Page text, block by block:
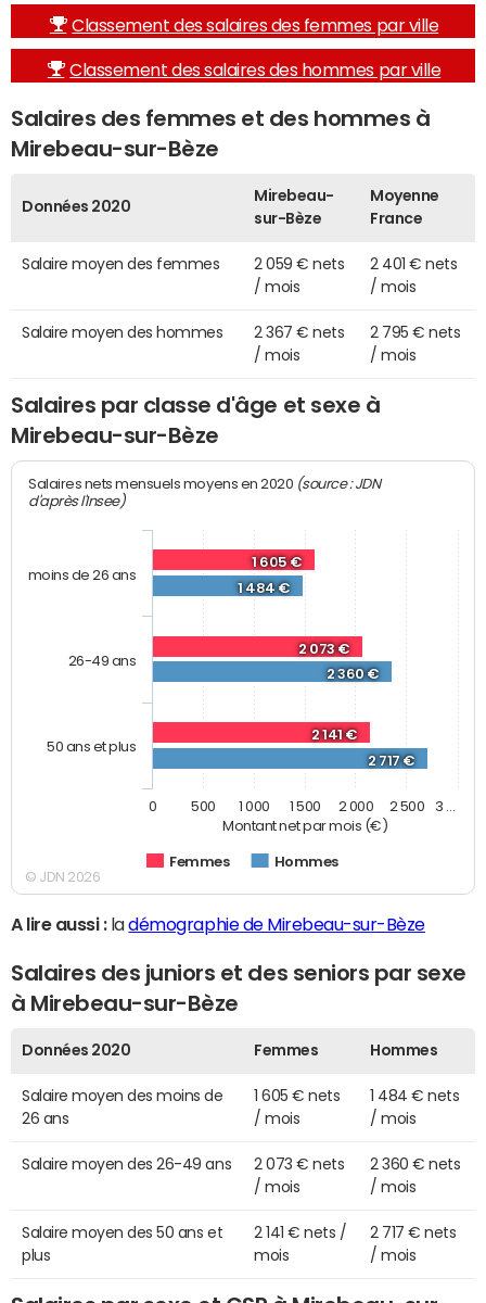
Classement des salaires des femmes par ville
Classement des salaires des hommes par ville
Salaires des femmes et des hommes à
Mirebeau-sur-Bèze
Données 2020
Mirebeau-
sur-Bèze
Moyenne
France
Salaire moyen des femmes
2 059 € nets
/ mois
2 401 € nets
/ mois
Salaire moyen des hommes
2 367 € nets
/ mois
2 795 € nets
/ mois
Salaires par classe d'âge et sexe à
Mirebeau-sur-Bèze
Montant net par mois (€)
Salaires nets mensuels moyens en 2020 (source : JDN
d'après l'Insee)
1 605 €
2 073 €
2 141 €
1 484 €
2 360 €
2 717 €
Femmes Hommes
moins de 26 ans
26-49 ans
50 ans et plus
0 500 1 000 1 500 2 000 2 500 3 …
© JDN 2026
A lire aussi :ladémographie de Mirebeau-sur-Bèze
Salaires des juniors et des seniors par sexe
à Mirebeau-sur-Bèze
Données 2020 Femmes Hommes
Salaire moyen des moins de
26 ans
1 605 € nets
/ mois
1 484 € nets
/ mois
Salaire moyen des 26-49 ans
2 073 € nets
/ mois
2 360 € nets
/ mois
Salaire moyen des 50 ans et
plus
2 141 € nets /
mois
2 717 € nets
/ mois